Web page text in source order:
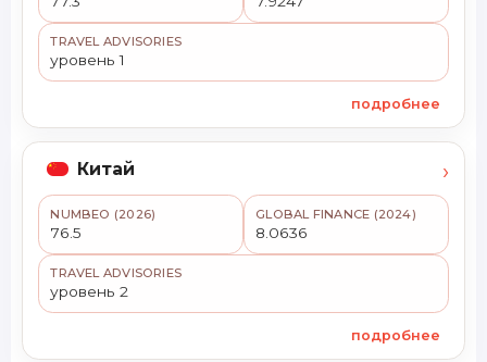
TRAVEL ADVISORIES
уровень 1
подробнее
Китай ›
NUMBEO (2026)
76.5
GLOBAL FINANCE (2024)
8.0636
TRAVEL ADVISORIES
уровень 2
подробнее